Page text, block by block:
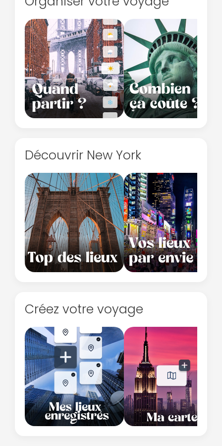
Découvrir New York
Créez votre voyage
ou connectez-vous par mail
Politique de
confidentialité.